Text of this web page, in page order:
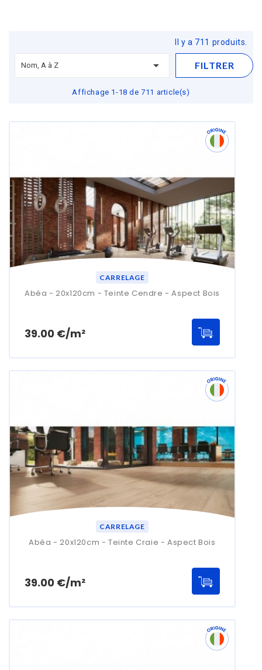
Il y a 711 produits.
Nom, A à Z  FILTRER
Affichage 1-18 de 711 article(s)
CARRELAGE
Abéa - 20x120cm - Teinte Cendre - Aspect Bois
39.00 €/m²Prix
CARRELAGE
Abéa - 20x120cm - Teinte Craie - Aspect Bois
39.00 €/m²Prix